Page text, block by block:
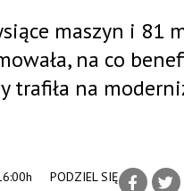
PODZIEL SIĘ
maszyn i 81
na co
trafiła na